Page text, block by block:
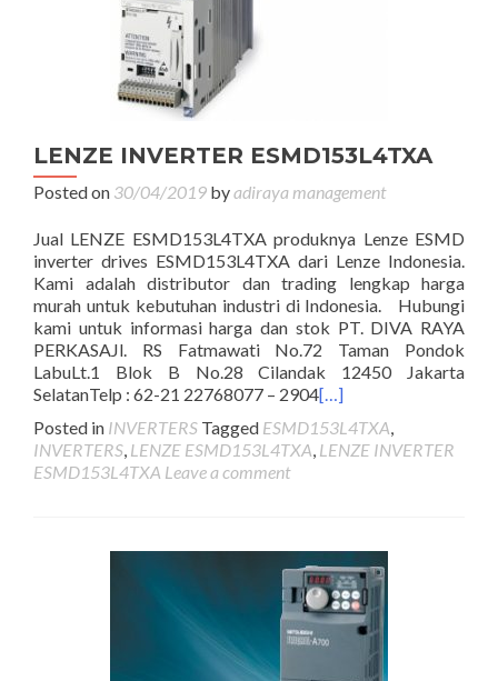
LENZE INVERTER ESMD153L4TXA
Posted on 30/04/2019 byadiraya management
Jual LENZE ESMD153L4TXA produknya Lenze ESMD
inverter drives ESMD153L4TXA dari Lenze Indonesia.
Kami adalah distributor dan trading lengkap harga
murah untuk kebutuhan industri di Indonesia. Hubungi
kami untuk informasi harga dan stok PT. DIVA RAYA
PERKASAJl. RS Fatmawati No.72 Taman Pondok
LabuLt.1 Blok B No.28 Cilandak 12450 Jakarta
SelatanTelp : 62-21 22768077 – 2904[…]
Posted in INVERTERS Tagged ESMD153L4TXA,
INVERTERS, LENZE ESMD153L4TXA, LENZE INVERTER
ESMD153L4TXA Leave a comment